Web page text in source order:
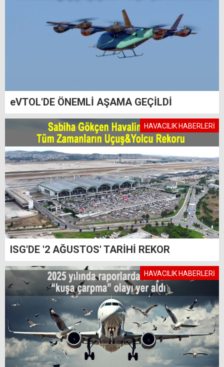
eVTOL'DE ÖNEMLİ AŞAMA GEÇİLDİ
HAVACILIK HABERLERİ
ISG'DE '2 AĞUSTOS' TARİHİ REKOR
HAVACILIK HABERLERİ